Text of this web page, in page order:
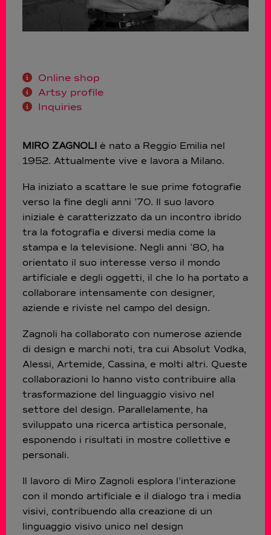
Online shop
Artsy profile
Inquiries
MIRO ZAGNOLI è nato a Reggio Emilia nel
1952. Attualmente vive e lavora a Milano.
Ha iniziato a scattare le sue prime fotografie
verso la fine degli anni ’70. Il suo lavoro
iniziale è caratterizzato da un incontro ibrido
tra la fotografia e diversi media come la
stampa e la televisione. Negli anni ’80, ha
orientato il suo interesse verso il mondo
artificiale e degli oggetti, il che lo ha portato a
collaborare intensamente con designer,
aziende e riviste nel campo del design.
Zagnoli ha collaborato con numerose aziende
di design e marchi noti, tra cui Absolut Vodka,
Alessi, Artemide, Cassina, e molti altri. Queste
collaborazioni lo hanno visto contribuire alla
trasformazione del linguaggio visivo nel
settore del design. Parallelamente, ha
sviluppato una ricerca artistica personale,
esponendo i risultati in mostre collettive e
personali.
Il lavoro di Miro Zagnoli esplora l’interazione
con il mondo artificiale e il dialogo tra i media
visivi, contribuendo alla creazione di un
linguaggio visivo unico nel design